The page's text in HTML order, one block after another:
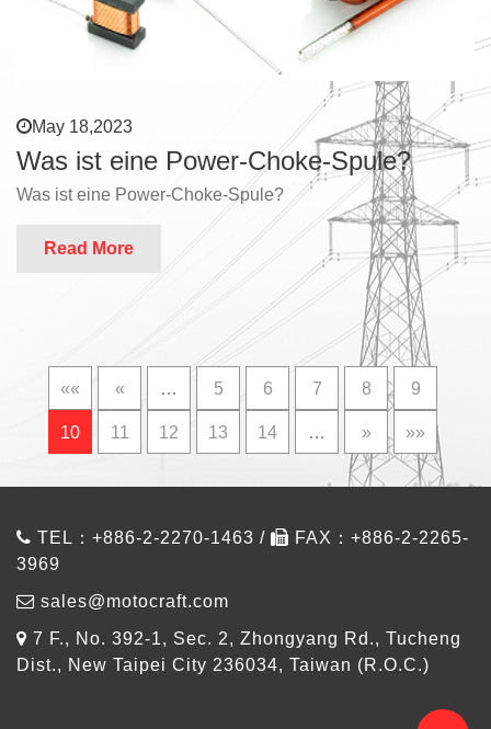
May 18,2023
Was ist eine Power-Choke-Spule?
Was ist eine Power-Choke-Spule?
Read More
«« « … 5 6 7 8 9
10 11 12 13 14 … » »»
TEL：+886-2-2270-1463 /
FAX：+886-2-2265-
3969
sales@motocraft.com
7 F., No. 392-1, Sec. 2, Zhongyang Rd., Tucheng
Dist., New Taipei City 236034, Taiwan (R.O.C.)